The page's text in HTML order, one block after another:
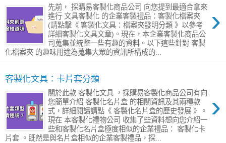
›
先前， 採購易客製化商品公司 向您提到最適合拿來
進行 文具客製化 的企業客製禮品：客製化檔案夾
(請點擊《 客製化文具：檔案夾發明分類 》以參考
詳細客製化文具文章)。現在，本企業客製化商品公
司蒐集並統整一些有趣的資料。以下這些針對 客製
化檔案夾 的趣味用途為蒐集大眾的資訊所構成的...
客製化文具：卡片套分類
›
關於此款 客製化文具 ，採購易客製化商品公司有向
您簡單介紹 客製化名片盒 的相關資訊及其兩種款
式，詳細閱讀請點《 客製化名片盒的歷史發展 》。
現在 本客製化禮物公司 收集了些資料想向您介紹一
些和客製化名片盒極度相似的企業禮品： 客製化卡
片套 。既然是與名片盒相似的企業客製禮品，採...